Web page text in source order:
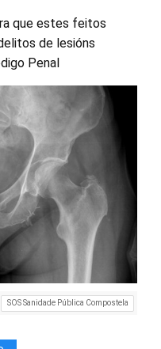
que estes feitos
de lesións
Penal
SOS Sanidade Pública Compostela